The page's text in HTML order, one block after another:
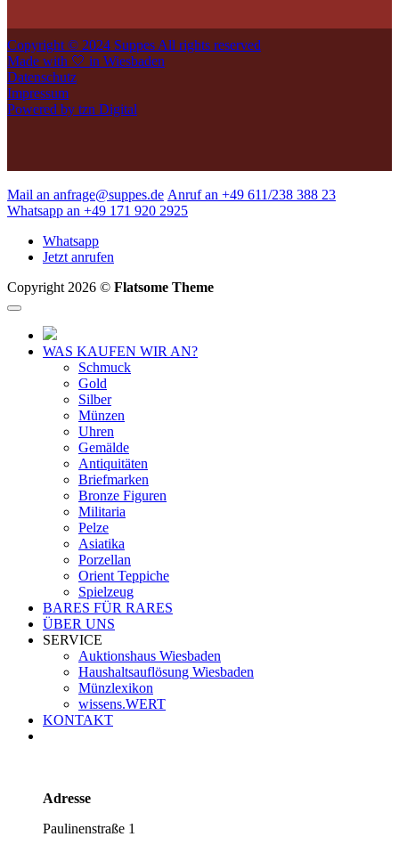
Copyright © 2024 Suppes All rights reserved
Made with 🤍 in Wiesbaden
Datenschutz
Impressum
Powered by tzn Digital
Mail an anfrage@suppes.de Anruf an +49 611/238 388 23
Whatsapp an +49 171 920 2925
Whatsapp
Jetzt anrufen
Copyright 2026 © Flatsome Theme
WAS KAUFEN WIR AN?
Schmuck
Gold
Silber
Münzen
Uhren
Gemälde
Antiquitäten
Briefmarken
Bronze Figuren
Militaria
Pelze
Asiatika
Porzellan
Orient Teppiche
Spielzeug
BARES FÜR RARES
ÜBER UNS
SERVICE
Auktionshaus Wiesbaden
Haushaltsauflösung Wiesbaden
Münzlexikon
wissens.WERT
KONTAKT
Adresse
Paulinenstraße 1